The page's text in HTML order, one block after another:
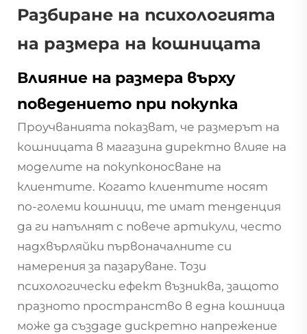
Разбиране на психологията
на размера на кошницата
Влияние на размера върху
поведението при покупка
Проучванията показват, че размерът на
кошницата в магазина директно влияе на
моделите на покупконосване на
клиентите. Когато клиентите носят
по-големи кошници, те имат тенденция
да ги напълнят с повече артикули, често
надхвърляйки първоначалните си
намерения за пазаруване. Този
психологически ефект възниква, защото
празното пространство в една кошница
може да създаде дискретно напрежение